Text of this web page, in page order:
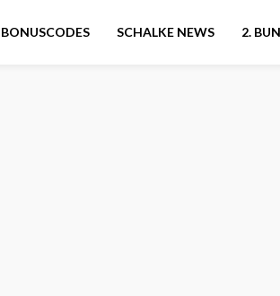
BONUSCODES SCHALKE NEWS 2.